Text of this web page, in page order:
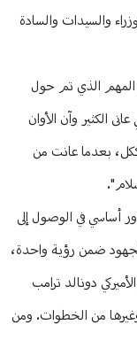
والسيدات والسادة
المهم الذي تم حول
الكثير وآن الأوان
ككل، بعدما عانت من
أساسي في الوصول إلى
ضمن رؤية واحدة،
دونالد ترامب
من الخطوات. ومن